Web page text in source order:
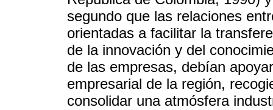
segundo que las relaciones
orientadas a facilitar la
de la innovación y del
de las empresas, debían
empresarial de la región,
consolidar una atmósfera